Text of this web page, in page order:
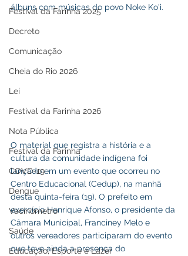
Festival da Farinha 2025
Decreto
Comunicação
Cheia do Rio 2026
Lei
Festival da Farinha 2026
Nota Pública
Festival da Farinha
COVD-19
Dengue
Vacinômetro
Saúde
Educação, Esporte e Lazer
álbuns com músicas do povo Noke Ko'i.
O material que registra a história e a
cultura da comunidade indígena foi
lançado em um evento que ocorreu no
Centro Educacional (Cedup), na manhã
desta quinta-feira (19). O prefeito em
exercício Henrique Afonso, o presidente da
Câmara Municipal, Franciney Melo e
outros vereadores participaram do evento
que teve ainda a presença do